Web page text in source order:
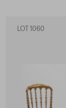
LOT 1060